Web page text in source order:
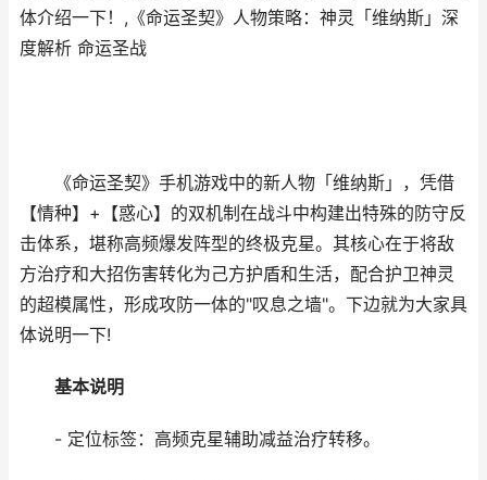
体介绍一下！,《命运圣契》人物策略：神灵「维纳斯」深
度解析 命运圣战
《命运圣契》手机游戏中的新人物「维纳斯」，凭借
【情种】+【惑心】的双机制在战斗中构建出特殊的防守反
击体系，堪称高频爆发阵型的终极克星。其核心在于将敌
方治疗和大招伤害转化为己方护盾和生活，配合护卫神灵
的超模属性，形成攻防一体的"叹息之墙"。下边就为大家具
体说明一下!
基本说明
- 定位标签：高频克星辅助减益治疗转移。